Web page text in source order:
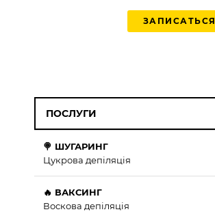
ЗАПИСАТЬСЯ
ПОСЛУГИ
🍭 ШУГАРИНГ
Цукрова депіляція
🔥 ВАКСИНГ
Воскова депіляція